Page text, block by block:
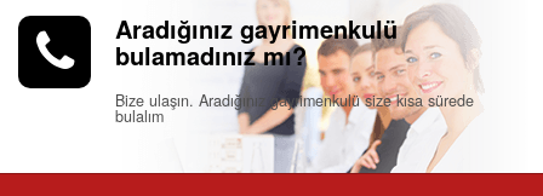
Aradığınız gayrimenkulü
bulamadınız mı?
Bize ulaşın. Aradığınız gayrimenkulü size kısa sürede
bulalım